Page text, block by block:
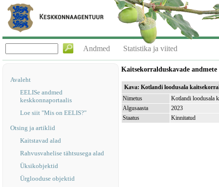
Andmed Statistika ja viited
Avaleht
EELISe andmed
keskkonnaportaalis
Loe siit "Mis on EELIS?"
Otsing ja artiklid
Kaitstavad alad
Rahvusvahelise tähtsusega alad
Üksikobjektid
Ürglooduse objektid
Kaitsekorralduskavade
Kava: Kotlandi loodusala
Nimetus
Kotlandi loodusala
Algusaasta
2023
Staatus
Kinnitatud